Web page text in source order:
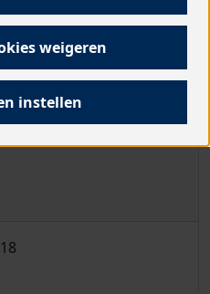
weigeren
instellen